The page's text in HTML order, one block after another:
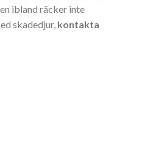
ibland räcker inte
skadedjur, kontakta